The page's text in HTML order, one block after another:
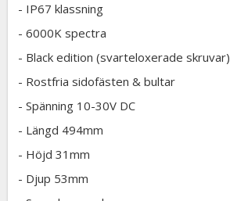
- IP67 klassning
- 6000K spectra
- Black edition (svarteloxerade skruvar)
- Rostfria sidofästen & bultar
- Spänning 10-30V DC
- Längd 494mm
- Höjd 31mm
- Djup 53mm